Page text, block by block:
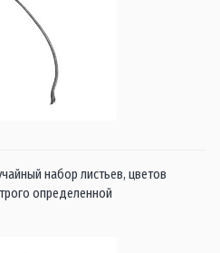
набор листьев, цветов
определенной